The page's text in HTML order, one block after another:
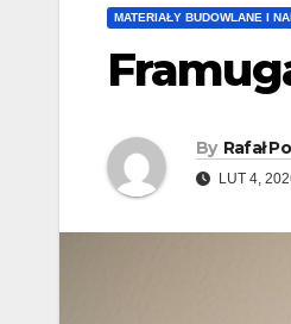
MATERIAŁY BUDOWLANE I
By Rafał
LUT 4,